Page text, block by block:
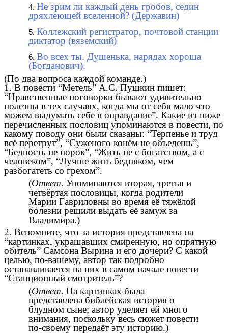
Не зрим ли каждый день гробов, седин
дряхлеющей вселенной? (Державин)
Коллежский регистратор, почтовой станции
диктатор (вяземский)
Во всех ты. Душенька, нарядах хороша
(Богданович).
(По два вопроса каждой команде.)
1. В повести “Метель” А.С. Пушкин пишет:
“Нравственные поговорки бывают удивительно
полезны в тех случаях, когда мы от себя мало что
можем выдумать себе в оправдание”. Какие из ниже
перечисленных пословиц упоминаются в повести, по
какому поводу они были сказаны: “Терпенье и труд
всё перетрут”, “Суженого конём не объедешь”,
“Бедность не порок”, “Жить не с богатством, а с
человеком”, “Лучше жить бедняком, чем
разбогатеть со грехом”.
(Ответ. Упоминаются вторая, третья и
четвёртая пословицы, когда родители
Марии Гавриловны во время её тяжёлой
болезни решили выдать её замуж за
Владимира.)
2. Вспомните, что за история представлена на
“картинках, украшавших смиренную, но опрятную
обитель” Самсона Вырина и его дочери? С какой
целью, по-вашему, автор так подробно
останавливается на них в самом начале повести
“Станционный смотритель”?
(Ответ. На картинках была
представлена библейская история о
блудном сыне; автор уделяет ей много
внимания, поскольку весь сюжет повести
по-своему передаёт эту историю.)